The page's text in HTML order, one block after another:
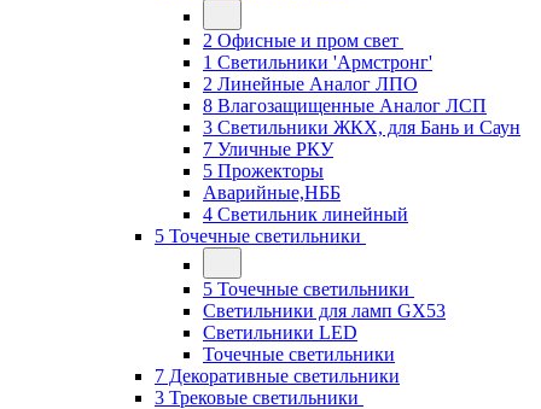
2 Офисные и пром свет
1 Светильники 'Армстронг'
2 Линейные Аналог ЛПО
8 Влагозащищенные Аналог ЛСП
3 Светильники ЖКХ, для Бань и Саун
7 Уличные РКУ
5 Прожекторы
Аварийные,НББ
4 Светильник линейный
5 Точечные светильники
5 Точечные светильники
Светильники для ламп GХ53
Cветильники LED
Точечные светильники
7 Декоративные светильники
3 Трековые светильники